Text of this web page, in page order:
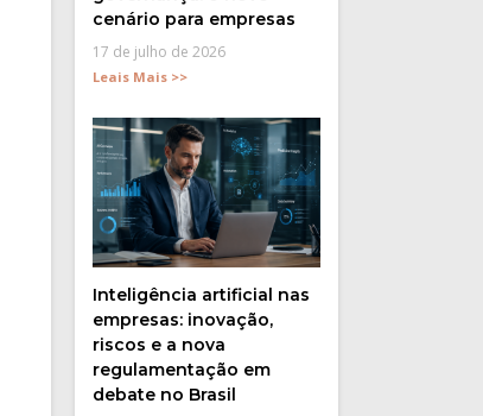
cenário para empresas
17 de julho de 2026
Leais Mais >>
Inteligência artificial nas
empresas: inovação,
riscos e a nova
regulamentação em
debate no Brasil